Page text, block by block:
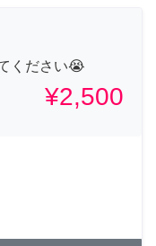
ください😭
¥2,500